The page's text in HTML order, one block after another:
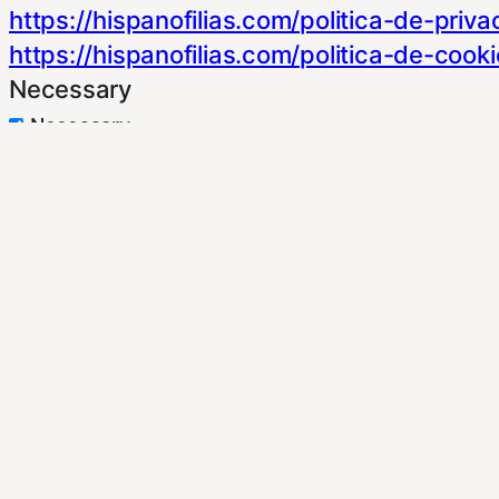
https://hispanofilias.com/politica-de-
https://hispanofilias.com/politica-de-
Necessary
Necessary